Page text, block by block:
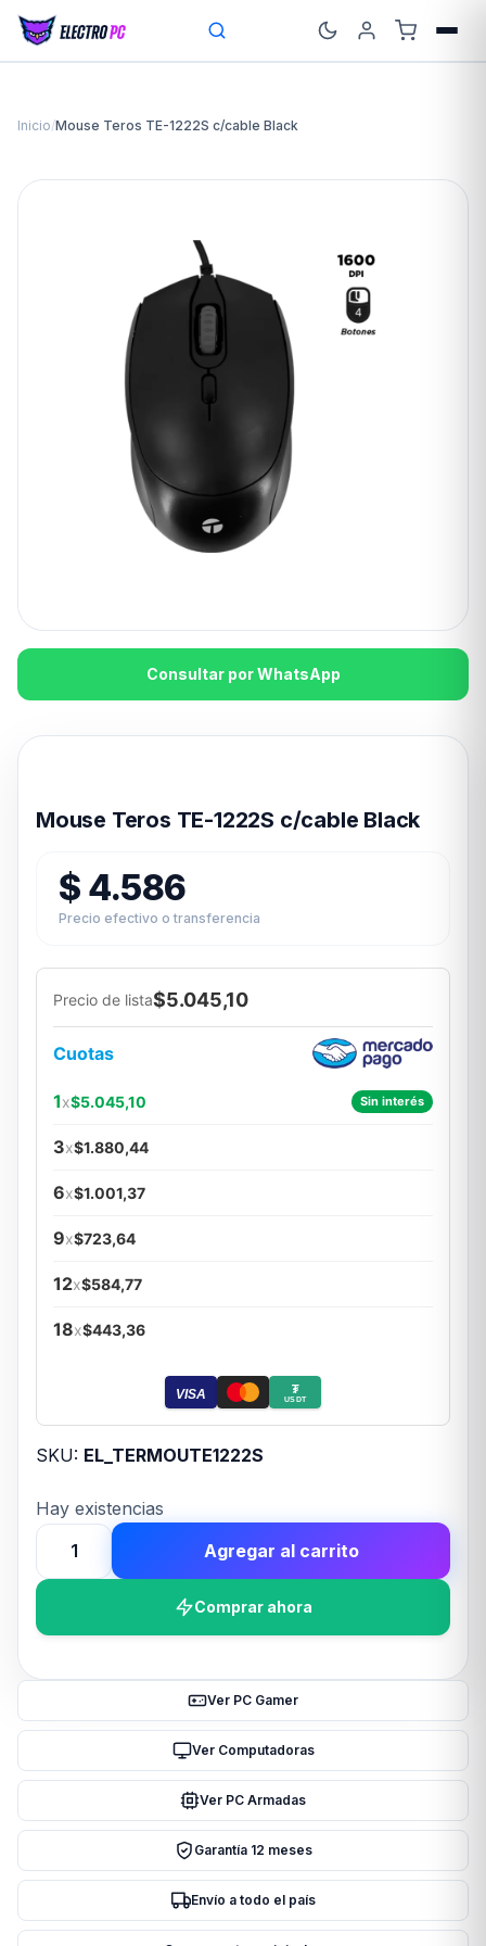
Inicio/Mouse Teros TE-1222S c/cable Black
Consultar por WhatsApp
Mouse Teros TE-1222S c/cable Black
$ 4.586
Precio efectivo o transferencia
Precio de lista$5.045,10
Cuotas
1x$5.045,10 Sin interés
3x$1.880,44
6x$1.001,37
9x$723,64
12x$584,77
18x$443,36
VISA ₮
USDT
SKU: EL_TERMOUTE1222S
Hay existencias
Mouse
Teros
cantidad
Agregar al carrito
Comprar ahora
Ver PC Gamer
Ver Computadoras
Ver PC Armadas
Garantía 12 meses
Envío a todo el país